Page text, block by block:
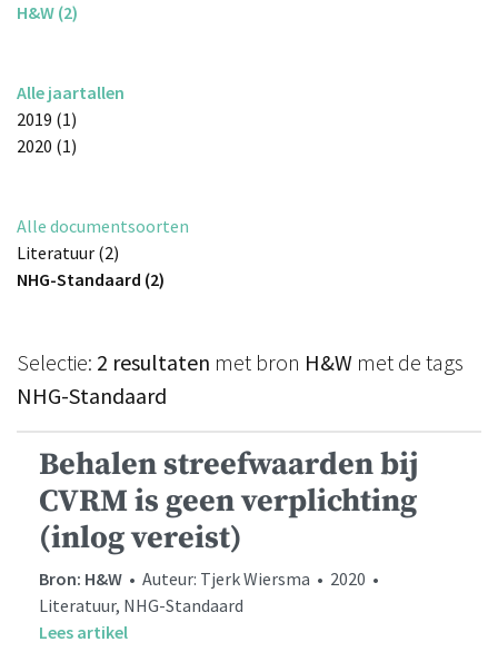
H&W (2)
Alle jaartallen
2019 (1)
2020 (1)
Alle documentsoorten
Literatuur (2)
NHG-Standaard (2)
Selectie: 2 resultaten met bron H&W met de tags
NHG-Standaard
Behalen streefwaarden bij
CVRM is geen verplichting
(inlog vereist)
Bron: H&W • Auteur: Tjerk Wiersma • 2020 •
Literatuur, NHG-Standaard
Lees artikel